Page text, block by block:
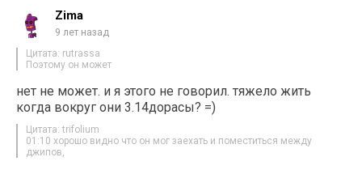
Zima
9 лет назад
Цитата: rutrassa
Поэтому он может
нет не может. и я этого не говорил. тяжело жить
когда вокруг они 3.14дорасы? =)
Цитата: trifolium
01:10 хорошо видно что он мог заехать и поместиться между
джипов,